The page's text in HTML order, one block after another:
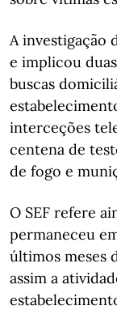
A investigação
e implicou
buscas
interceções
centena de
de fogo e
O SEF refere
permaneceu
últimos meses
assim a